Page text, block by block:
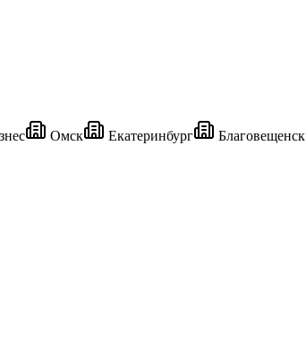
Омск Екатеринбург Благовещенск